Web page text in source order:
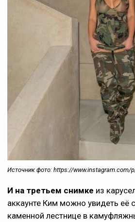
Источник фото: https://www.instagram.com/
И на третьем снимке из
аккаунте Ким можно увидеть её
каменной лестнице в